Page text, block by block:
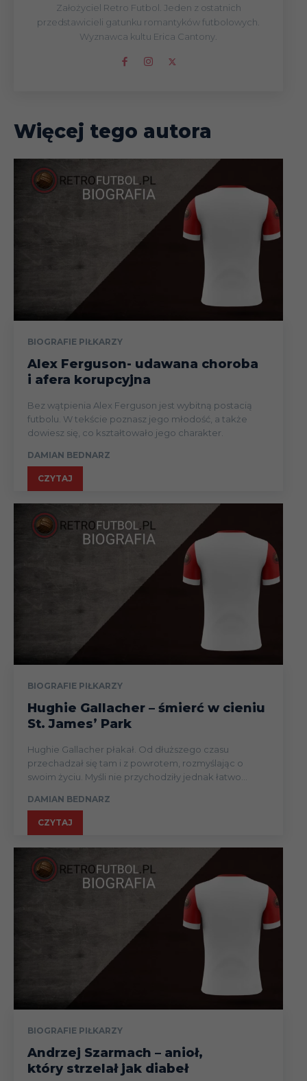
Założyciel Retro Futbol. Jeden z ostatnich
przedstawicieli gatunku romantyków futbolowych.
Wyznawca kultu Erica Cantony.
Więcej tego autora
BIOGRAFIE PIŁKARZY
Alex Ferguson- udawana choroba
i afera korupcyjna
Bez wątpienia Alex Ferguson jest wybitną postacią
futbolu. W tekście poznasz jego młodość, a także
dowiesz się, co kształtowało jego charakter.
DAMIAN BEDNARZ
CZYTAJ
BIOGRAFIE PIŁKARZY
Hughie Gallacher – śmierć w cieniu
St. James’ Park
Hughie Gallacher płakał. Od dłuższego czasu
przechadzał się tam i z powrotem, rozmyślając o
swoim życiu. Myśli nie przychodziły jednak łatwo...
DAMIAN BEDNARZ
CZYTAJ
BIOGRAFIE PIŁKARZY
Andrzej Szarmach – anioł,
który strzelał jak diabeł